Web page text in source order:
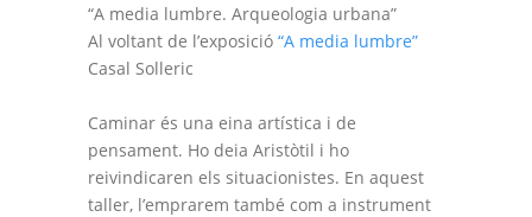
“A media lumbre. Arqueologia urbana”
Al voltant de l’exposició “A media lumbre”
Casal Solleric
Caminar és una eina artística i de
pensament. Ho deia Aristòtil i ho
reivindicaren els situacionistes. En aquest
taller, l’emprarem també com a instrument